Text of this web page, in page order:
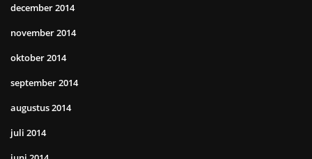
december 2014
november 2014
oktober 2014
september 2014
augustus 2014
juli 2014